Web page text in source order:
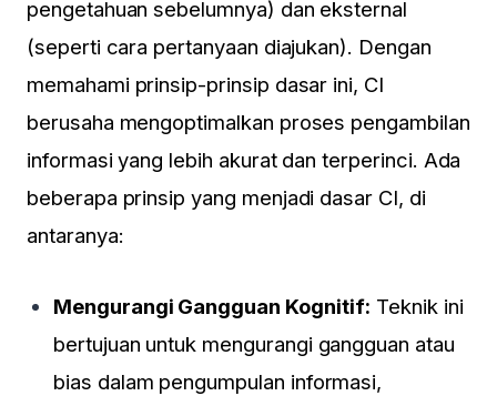
pengetahuan sebelumnya) dan eksternal
(seperti cara pertanyaan diajukan). Dengan
memahami prinsip-prinsip dasar ini, CI
berusaha mengoptimalkan proses pengambilan
informasi yang lebih akurat dan terperinci. Ada
beberapa prinsip yang menjadi dasar CI, di
antaranya:
Mengurangi Gangguan Kognitif: Teknik ini
bertujuan untuk mengurangi gangguan atau
bias dalam pengumpulan informasi,